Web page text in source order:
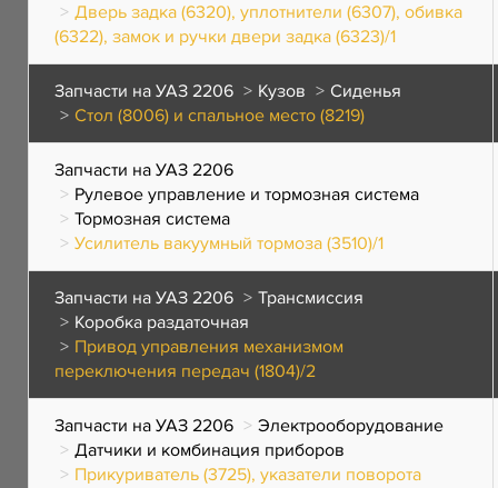
Дверь задка (6320), уплотнители (6307), обивка
(6322), замок и ручки двери задка (6323)/1
Запчасти на УАЗ 2206 Кузов
Сиденья
Стол (8006) и спальное место (8219)
Запчасти на УАЗ 2206
Рулевое управление и тормозная система
Тормозная система
Усилитель вакуумный тормоза (3510)/1
Запчасти на УАЗ 2206
Трансмиссия
Коробка раздаточная
Привод управления механизмом
переключения передач (1804)/2
Запчасти на УАЗ 2206
Электрооборудование
Датчики и комбинация приборов
Прикуриватель (3725), указатели поворота